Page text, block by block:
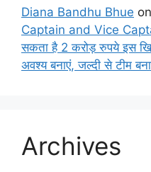
Diana Bandhu Bhue on
Captain and Vice
सकता है 2 करोड़ रुपये इस
अवश्य बनाएं, जल्दी से टीम
Archives